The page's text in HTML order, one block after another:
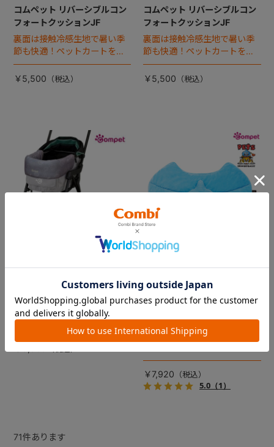
コムペット リバーシブルコン
フォートクッションJF
裏面は接触冷感生地で暑い季
節も快適！ペットカートをお
しゃれに・かわいく・かっこ
よく！
￥5,500
コムペット リバーシブルコン
フォートクッションJF
裏面は接触冷感生地で暑い季
節も快適！ペットカートをお
しゃれに・かわいく・かっこ
よく！
￥5,500
コムペット リバーシブルコン
裏面は接触冷感生地で暑い季
節も快適！ペットカートをお
しゃれに・かわいく・かっこ
DRAGON QUEST PETs コン
フォートクッション スライム
【コムペット ペットカート
用】
愛車の目印に！ふわふわ生地
あごのせクッション。
￥7,920
5.0（1）
71件あります